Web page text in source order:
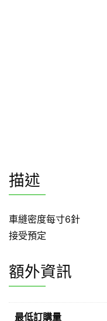
描述
車縫密度每寸6針
接受預定
額外資訊
最低訂購量